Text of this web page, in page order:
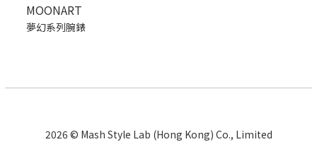
MOONART
夢幻系列腕錶
2026 © Mash Style Lab (Hong Kong) Co., Limited